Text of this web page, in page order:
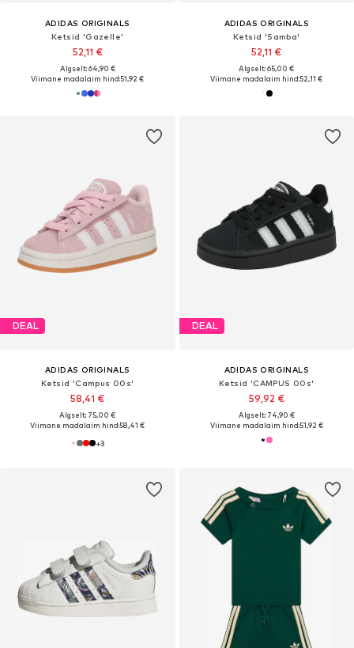
ADIDAS ORIGINALS
Ketsid 'Gazelle'
52,11 €
Algselt: 64,90 €
Viimane madalaim hind:51,92 €
ADIDAS ORIGINALS
Ketsid 'Samba'
52,11 €
Algselt: 65,00 €
Viimane madalaim hind:52,11 €
DEAL
ADIDAS ORIGINALS
Ketsid 'Campus 00s'
58,41 €
Algselt: 75,00 €
Viimane madalaim hind:58,41 €
+3
DEAL
ADIDAS ORIGINALS
Ketsid 'CAMPUS 00s'
59,92 €
Algselt: 74,90 €
Viimane madalaim hind:51,92 €